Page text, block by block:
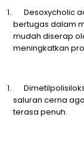
Desoxycholic
bertugas dalam
mudah diserap
meningkatkan
saluran cerna
terasa penuh.